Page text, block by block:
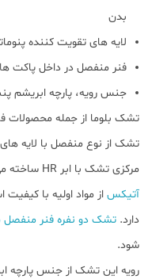
بدن
لایه های تقویت کننده
فنر منفصل در داخل پاکت
جنس رویه، پارچه ابریشم
تشک بلوما از جمله
تشک از نوع منفصل با لایه
مرکزی تشک با ابر HR ساخته می شود. در تولید این محصول
آتیکس
دارد. تشک دو نفره فنر منفصل
شود.
رویه این تشک از جنس پارچه